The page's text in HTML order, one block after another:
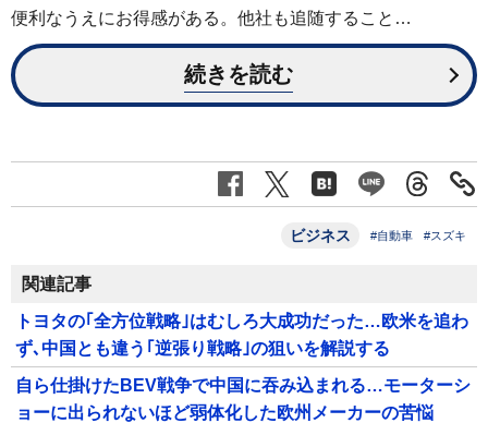
便利なうえにお得感がある。他社も追随すること…
続きを読む
ビジネス #自動車 #スズキ
関連記事
トヨタの｢全方位戦略｣はむしろ大成功だった…欧米を追わ
ず､中国とも違う｢逆張り戦略｣の狙いを解説する
自ら仕掛けたBEV戦争で中国に吞み込まれる…モーターシ
ョーに出られないほど弱体化した欧州メーカーの苦悩